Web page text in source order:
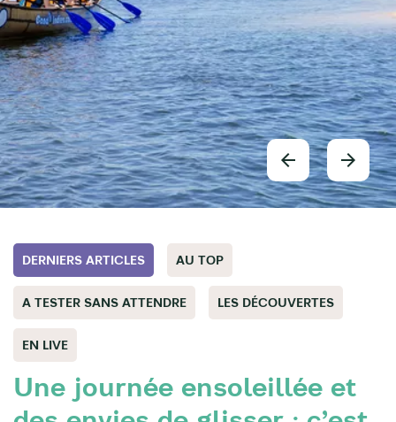
DERNIERS ARTICLES AU TOP
A TESTER SANS ATTENDRE LES DÉCOUVERTES
EN LIVE
Une journée ensoleillée et